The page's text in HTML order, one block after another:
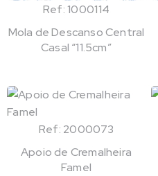
Ref: 1000114
Mola de Descanso Central
Casal “11.5cm”
Ref: 2000073
Apoio de Cremalheira
Famel